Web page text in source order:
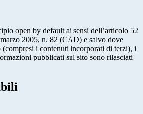
open by default ai sensi dell’articolo 52
2005, n. 82 (CAD) e salvo dove
(compresi i contenuti incorporati di terzi), i
pubblicati sul sito sono rilasciati